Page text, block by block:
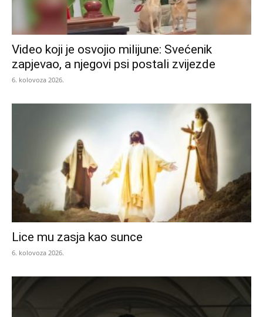
Video koji je osvojio milijune: Svećenik
zapjevao, a njegovi psi postali zvijezde
6. kolovoza 2026.
Lice mu zasja kao sunce
6. kolovoza 2026.